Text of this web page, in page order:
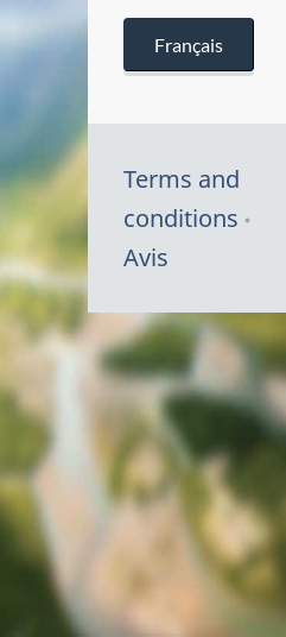
Français
Terms and
conditions
Avis